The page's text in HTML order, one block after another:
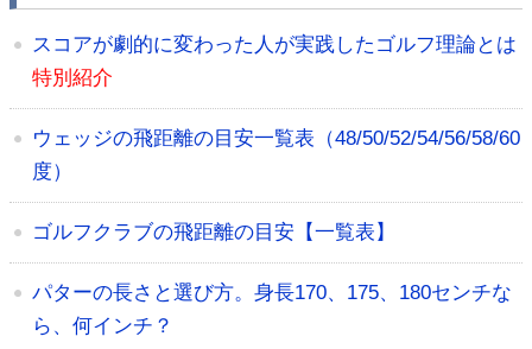
スコアが劇的に変わった人が実践したゴルフ理論とは
特別紹介
ウェッジの飛距離の目安一覧表（48/50/52/54/56/58/60
度）
ゴルフクラブの飛距離の目安【一覧表】
パターの長さと選び方。身長170、175、180センチな
ら、何インチ？